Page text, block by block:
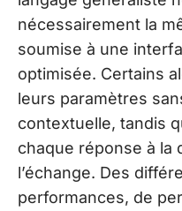
nécessairement la
soumise à une
optimisée. Certains
leurs paramètres
contextuelle, tandis
chaque réponse à la
l’échange. Des
performances, de